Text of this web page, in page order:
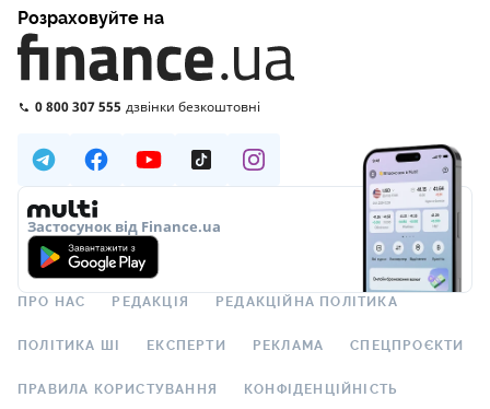
Розраховуйте на
0 800 307 555 дзвінки безкоштовні
Застосунок від Finance.ua
ПРО НАС РЕДАКЦІЯ РЕДАКЦІЙНА ПОЛІТИКА
ПОЛІТИКА ШІ ЕКСПЕРТИ РЕКЛАМА СПЕЦПРОЄКТИ
ПРАВИЛА КОРИСТУВАННЯ КОНФІДЕНЦІЙНІСТЬ